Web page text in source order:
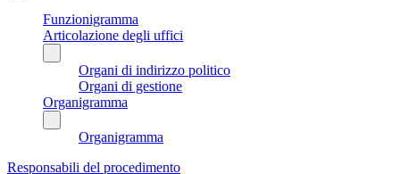
Funzionigramma
Articolazione degli uffici
Organi di indirizzo politico
Organi di gestione
Organigramma
Organigramma
Responsabili del procedimento